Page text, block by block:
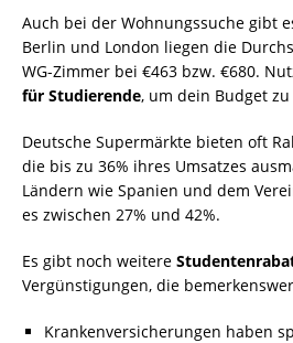
Auch bei der Wohnungssuche gibt
Berlin und London liegen die
WG-Zimmer bei €463 bzw. €680.
für Studierende, um dein Budget
Deutsche Supermärkte bieten oft
die bis zu 36% ihres Umsatzes
Ländern wie Spanien und dem
es zwischen 27% und 42%.
Es gibt noch weitere
Vergünstigungen, die
Krankenversicherungen haben